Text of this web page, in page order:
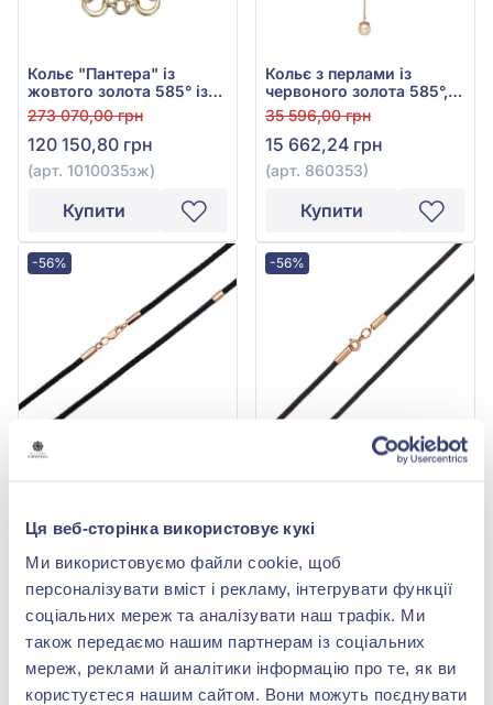
Ця веб-сторінка використовує кукі
Ми використовуємо файли cookie, щоб
персоналізувати вміст і рекламу, інтегрувати функції
соціальних мереж та аналізувати наш трафік. Ми
також передаємо нашим партнерам із соціальних
мереж, реклами й аналітики інформацію про те, як ви
користуєтеся нашим сайтом. Вони можуть поєднувати
Кольє "Пантера" із
жовтого золота 585° із
зеленим фіанітом та
фіанітом, арт. 1010035зж
273 070,00 грн
120 150,80 грн
(арт. 1010035зж)
Купити
Кольє з перлами із
червоного золота 585°,
арт. 860353
35 596,00 грн
15 662,24 грн
(арт. 860353)
Купити
-56%
без вставки, арт. 05-0013
84 168,00 грн
37 033,92 грн
(арт. 05-0013)
Купити
-56%
без вставки, арт. 05-0010
26 386,00 грн
11 609,84 грн
(арт. 05-0010)
Купити
-56% -56%